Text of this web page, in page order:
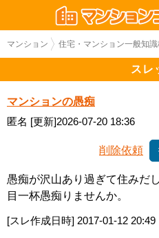
マンション 住宅・マンション一般知識
スレ
マンションの愚痴
匿名 [更新]2026-07-20 18:36
削除依頼
愚痴が沢山あり過ぎて住みだ
目一杯愚痴りませんか。
[スレ作成日時] 2017-01-12 20:49